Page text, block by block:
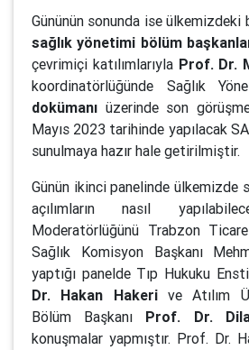
Gününün sonunda ise
sağlık yönetimi bölüm
çevrimiçi katılımlarıyla Prof. Dr.
koordinatörlüğünde Sağlık
dokümanı üzerinde son
Mayıs 2023 tarihinde yapılacak
sunulmaya hazır hale getirilmiştir.
Günün ikinci panelinde ülkemizde
açılımların nasıl
Moderatörlüğünü Trabzon
Sağlık Komisyon Başkanı
yaptığı panelde Tıp Hukuku
Dr. Hakan Hakerive Atılım
Bölüm Başkanı Prof. Dr.
konuşmalar yapmıştır. Prof. Dr.